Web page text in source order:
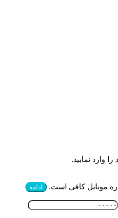
وارد نمایید.
موبایل کافی است. ادامه